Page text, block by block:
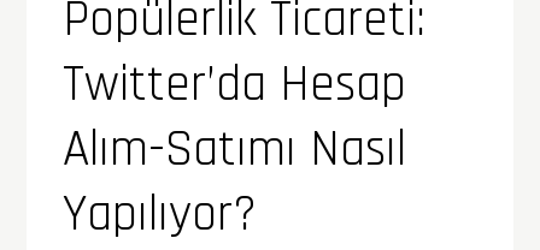
Popülerlik Ticareti:
Twitter’da Hesap
Alım-Satımı Nasıl
Yapılıyor?